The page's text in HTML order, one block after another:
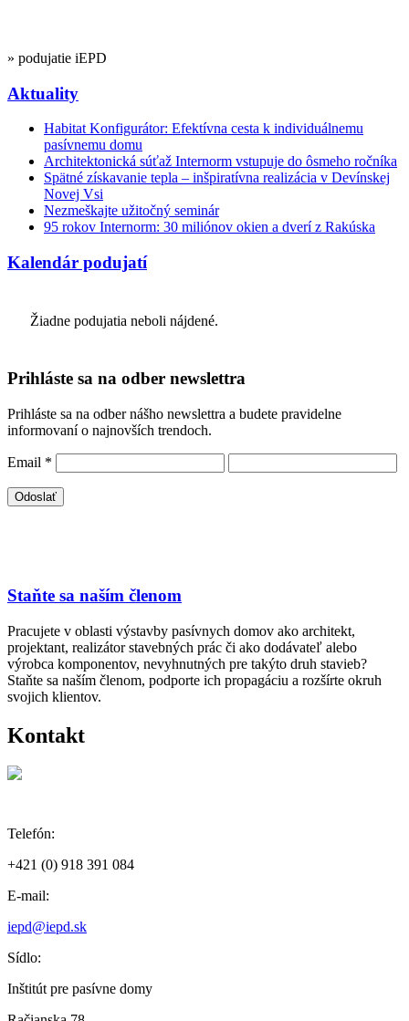
» podujatie iEPD
Aktuality
Habitat Konfigurátor: Efektívna cesta k individuálnemu
pasívnemu domu
Architektonická súťaž Internorm vstupuje do ôsmeho ročníka
Spätné získavanie tepla – inšpiratívna realizácia v Devínskej
Novej Vsi
Nezmeškajte užitočný seminár
95 rokov Internorm: 30 miliónov okien a dverí z Rakúska
Kalendár podujatí
Žiadne podujatia neboli nájdené.
Prihláste sa na odber newslettra
Prihláste sa na odber nášho newslettra a budete pravidelne
informovaní o najnovších trendoch.
Email *
Staňte sa naším členom
Pracujete v oblasti výstavby pasívnych domov ako architekt,
projektant, realizátor stavebných prác či ako dodávateľ alebo
výrobca komponentov, nevyhnutných pre takýto druh stavieb?
Staňte sa naším členom, podporte ich propagáciu a rozšírte okruh
svojich klientov.
Kontakt
Telefón:
+421 (0) 918 391 084
E-mail:
iepd@iepd.sk
Sídlo:
Inštitút pre pasívne domy